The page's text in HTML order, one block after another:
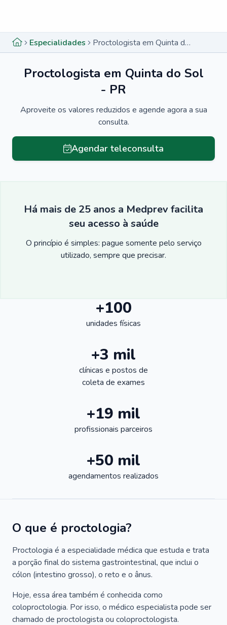
Especialidades Proctologista em Quinta do Sol - PR
Proctologista em Quinta do Sol
- PR
Aproveite os valores reduzidos e agende agora a sua
consulta.
Agendar teleconsulta
Há mais de 25 anos a Medprev facilita
seu acesso à saúde
O princípio é simples: pague somente pelo serviço
utilizado, sempre que precisar.
+100
unidades físicas
+3 mil
clínicas e postos de
coleta de exames
+19 mil
profissionais parceiros
+50 mil
agendamentos realizados
O que é proctologia?
Proctologia é a especialidade médica que estuda e trata
a porção final do sistema gastrointestinal, que inclui o
cólon (intestino grosso), o reto e o ânus.
Hoje, essa área também é conhecida como
coloproctologia. Por isso, o médico especialista pode ser
chamado de proctologista ou coloproctologista.